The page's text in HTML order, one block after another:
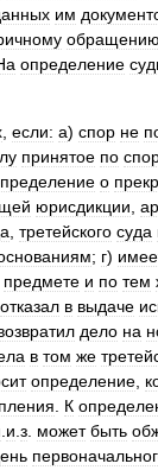
им
обращению
определение
если: а) спор не
принятое по
о
юрисдикции
третейского суда
; г)
предмете и по тем
отказал в выдаче
дело на
в том же
определение
К
и з может быть